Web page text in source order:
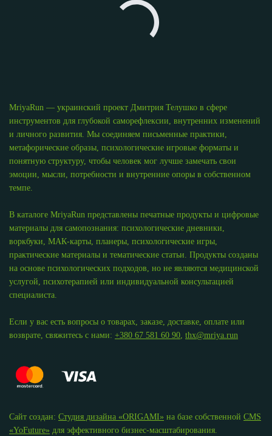
MriyaRun — украинский проект Дмитрия Телушко в сфере
инструментов для глубокой саморефлексии, внутренних изменений
и личного развития. Мы соединяем письменные практики,
метафорические образы, психологические игровые форматы и
понятную структуру, чтобы человек мог лучше замечать свои
эмоции, мысли, потребности и внутренние опоры в собственном
темпе.
В каталоге MriyaRun представлены печатные продукты и цифровые
материалы для самопознания: психологические дневники,
воркбуки, МАК-карты, планеры, психологические игры,
практические материалы и тематические статьи. Продукты созданы
на основе психологических подходов, но не являются медицинской
услугой, психотерапией или индивидуальной консультацией
специалиста.
Если у вас есть вопросы о товарах, заказе, доставке, оплате или
возврате, свяжитесь с нами: +380 67 581 60 90, thx@mriya.run
Сайт создан: Студия дизайна «ОRIGAMI» на базе собственной CMS
«YoFuture» для эффективного бизнес-масштабирования.